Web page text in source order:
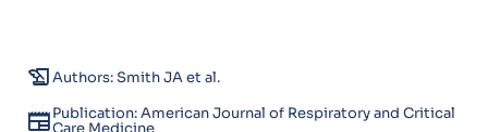
history_eduAuthors: Smith JA et al.
newspaperPublication: American Journal of Respiratory and Critical